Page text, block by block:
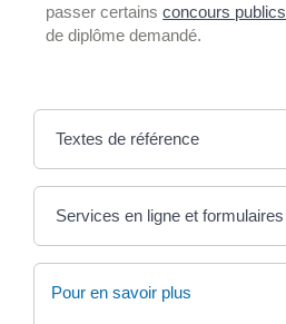
passer certainsconcours publics
de diplôme demandé.
Textes de référence
Services en ligne et formulaires
Pour en savoir plus